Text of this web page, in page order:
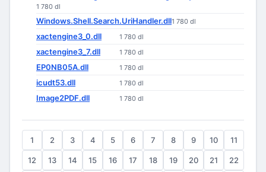
1 780 dl
Windows.Shell.Search.UriHandler.dll1 780 dl
xactengine3_0.dll 1 780 dl
xactengine3_7.dll 1 780 dl
EP0NB05A.dll 1 780 dl
icudt53.dll 1 780 dl
Image2PDF.dll 1 780 dl
1 2 3 4 5 6 7 8 9 10 11
12 13 14 15 16 17 18 19 20 21 22